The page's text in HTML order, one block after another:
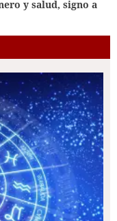
y salud, signo a